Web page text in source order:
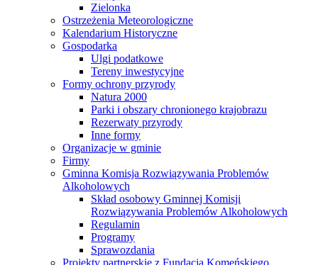
Zielonka
Ostrzeżenia Meteorologiczne
Kalendarium Historyczne
Gospodarka
Ulgi podatkowe
Tereny inwestycyjne
Formy ochrony przyrody
Natura 2000
Parki i obszary chronionego krajobrazu
Rezerwaty przyrody
Inne formy
Organizacje w gminie
Firmy
Gminna Komisja Rozwiązywania Problemów
Alkoholowych
Skład osobowy Gminnej Komisji
Rozwiązywania Problemów Alkoholowych
Regulamin
Programy
Sprawozdania
Projekty partnerskie z Fundacją Komeńskiego